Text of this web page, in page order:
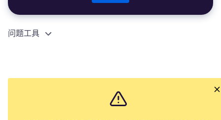
问题工具